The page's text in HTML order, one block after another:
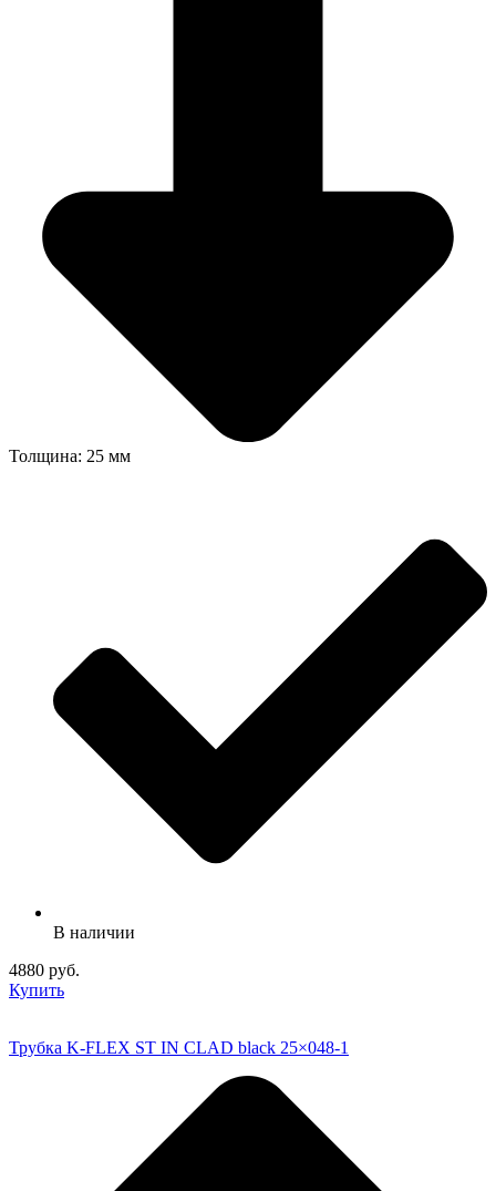
Толщина: 25 мм
В наличии
4880 руб.
Купить
Трубка K-FLEX ST IN CLAD black 25×048-1